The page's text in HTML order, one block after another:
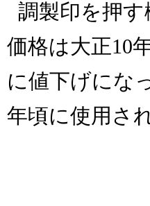
調製印を押
価格は大正10
に値下げにな
年頃に使用さ